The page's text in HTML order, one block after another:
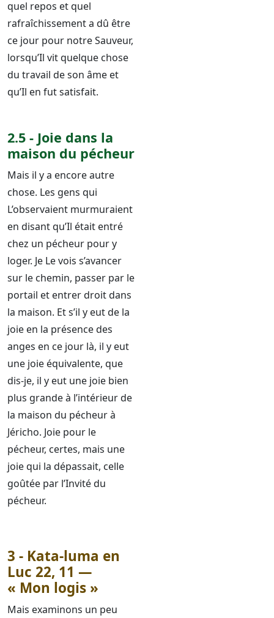
quel repos et quel
rafraîchissement a dû être
ce jour pour notre Sauveur,
lorsqu’Il vit quelque chose
du travail de son âme et
qu’Il en fut satisfait.
2.5 - Joie dans la
maison du pécheur
Mais il y a encore autre
chose. Les gens qui
L’observaient murmuraient
en disant qu’Il était entré
chez un pécheur pour y
loger. Je Le vois s’avancer
sur le chemin, passer par le
portail et entrer droit dans
la maison. Et s’il y eut de la
joie en la présence des
anges en ce jour là, il y eut
une joie équivalente, que
dis-je, il y eut une joie bien
plus grande à l’intérieur de
la maison du pécheur à
Jéricho. Joie pour le
pécheur, certes, mais une
joie qui la dépassait, celle
goûtée par l’Invité du
pécheur.
3 - Kata-luma en
Luc 22, 11 —
« Mon logis »
Mais examinons un peu